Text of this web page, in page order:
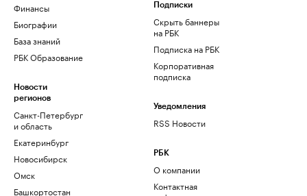
Финансы
Биографии
База знаний
РБК Образование
Новости
регионов
Санкт-Петербург
и область
Екатеринбург
Новосибирск
Омск
Башкортостан
Подписки
Скрыть баннеры
на РБК
Подписка на РБК
Корпоративная
подписка
Уведомления
RSS Новости
РБК
О компании
Контактная